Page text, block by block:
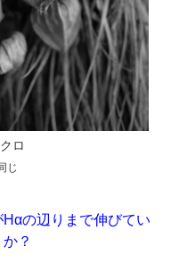
ロ
じ
の辺りまで伸びてい
？